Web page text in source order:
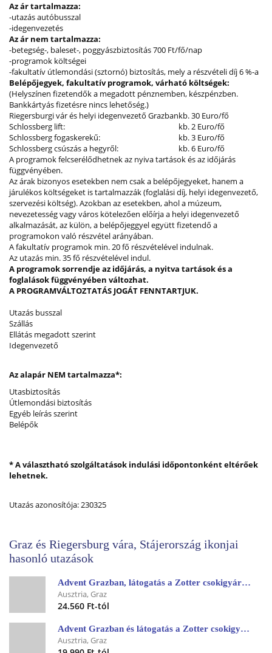
Az ár tartalmazza:
-utazás autóbusszal
-idegenvezetés
Az ár nem tartalmazza:
-betegség-, baleset-, poggyászbiztosítás 700 Ft/fő/nap
-programok költségei
-fakultatív útlemondási (sztornó) biztosítás, mely a részvételi díj 6 %-a
Belépőjegyek, fakultatív programok, várható költségek:
(Helyszínen fizetendők a megadott pénznemben, készpénzben.
Bankkártyás fizetésre nincs lehetőség.)
Riegersburgi vár és helyi idegenvezető Grazbankb. 30 Euro/fő
Schlossberg lift:
kb. 2 Euro/fő
Schlossberg fogaskerekű:
kb. 3 Euro/fő
Schlossberg csúszás a hegyről:
kb. 6 Euro/fő
A programok felcserélődhetnek az nyiva tartások és az időjárás
függvényében.
Az árak bizonyos esetekben nem csak a belépőjegyeket, hanem a
járulékos költségeket is tartalmazzák (foglalási díj, helyi idegenvezető,
szervezési költség). Azokban az esetekben, ahol a múzeum,
nevezetesség vagy város kötelezően előírja a helyi idegenvezető
alkalmazását, az külön, a belépőjeggyel együtt fizetendő a
programokon való részvétel arányában.
A fakultatív programok min. 20 fő részvételével indulnak.
Az utazás min. 35 fő részvételével indul.
A programok sorrendje az időjárás, a nyitva tartások és a
foglalások függvényében változhat.
A PROGRAMVÁLTOZTATÁS JOGÁT FENNTARTJUK.
Utazás busszal
Szállás
Ellátás megadott szerint
Idegenvezető
Az alapár NEM tartalmazza*:
Utasbiztosítás
Útlemondási biztosítás
Egyéb leírás szerint
Belépők
* A választható szolgáltatások indulási időpontonként eltérőek
lehetnek.
Utazás azonosítója: 230325
Graz és Riegersburg vára, Stájerország ikonjai
hasonló utazások
Advent Grazban, látogatás a Zotter csokigyárban
Ausztria, Graz
24.560 Ft-tól
Advent Grazban és látogatás a Zotter csokigyárba
Ausztria, Graz